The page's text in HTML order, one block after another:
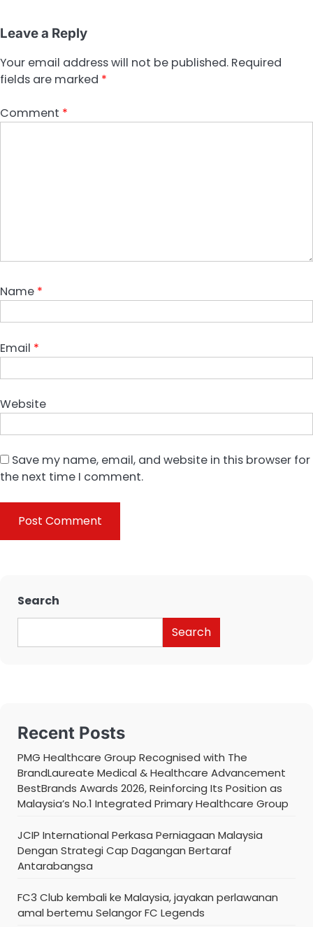
Leave a Reply
Your email address will not be published. Required
fields are marked *
Comment *
Name *
Email *
Website
Save my name, email, and website in this browser for
the next time I comment.
Search
Search
Recent Posts
PMG Healthcare Group Recognised with The
BrandLaureate Medical & Healthcare Advancement
BestBrands Awards 2026, Reinforcing Its Position as
Malaysia’s No.1 Integrated Primary Healthcare Group
JCIP International Perkasa Perniagaan Malaysia
Dengan Strategi Cap Dagangan Bertaraf
Antarabangsa
FC3 Club kembali ke Malaysia, jayakan perlawanan
amal bertemu Selangor FC Legends